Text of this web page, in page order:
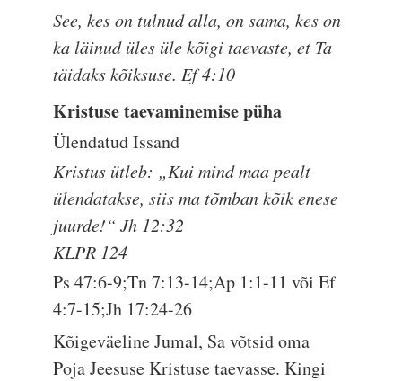
See, kes on tulnud alla, on sama, kes on
ka läinud üles üle kõigi taevaste, et Ta
täidaks kõiksuse. Ef 4:10
Kristuse taevaminemise püha
Ülendatud Issand
Kristus ütleb: „Kui mind maa pealt
ülendatakse, siis ma tõmban kõik enese
juurde!“ Jh 12:32
KLPR 124
Ps 47:6-9;Tn 7:13-14;Ap 1:1-11 või Ef
4:7-15;Jh 17:24-26
Kõigeväeline Jumal, Sa võtsid oma
Poja Jeesuse Kristuse taevasse. Kingi